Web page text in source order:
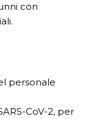
con
personale
CoV-2, per